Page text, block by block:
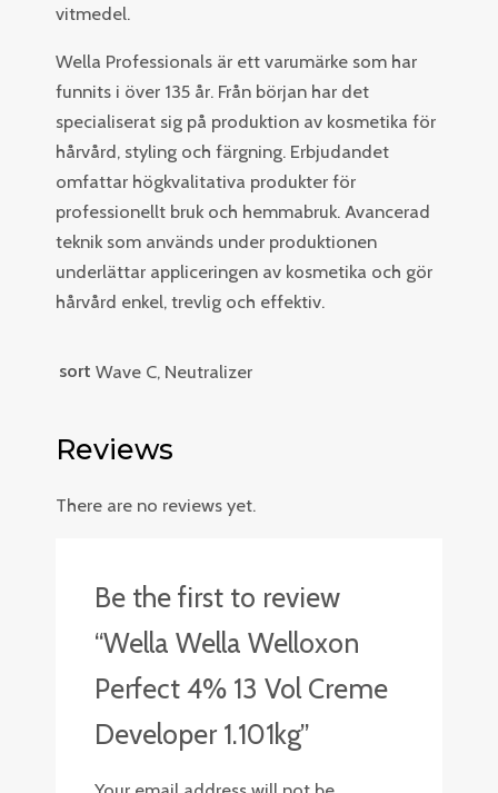
vitmedel.
Wella Professionals är ett varumärke som har
funnits i över 135 år. Från början har det
specialiserat sig på produktion av kosmetika för
hårvård, styling och färgning. Erbjudandet
omfattar högkvalitativa produkter för
professionellt bruk och hemmabruk. Avancerad
teknik som används under produktionen
underlättar appliceringen av kosmetika och gör
hårvård enkel, trevlig och effektiv.
sort Wave C, Neutralizer
Reviews
There are no reviews yet.
Be the first to review
“Wella Wella Welloxon
Perfect 4% 13 Vol Creme
Developer 1.101kg”